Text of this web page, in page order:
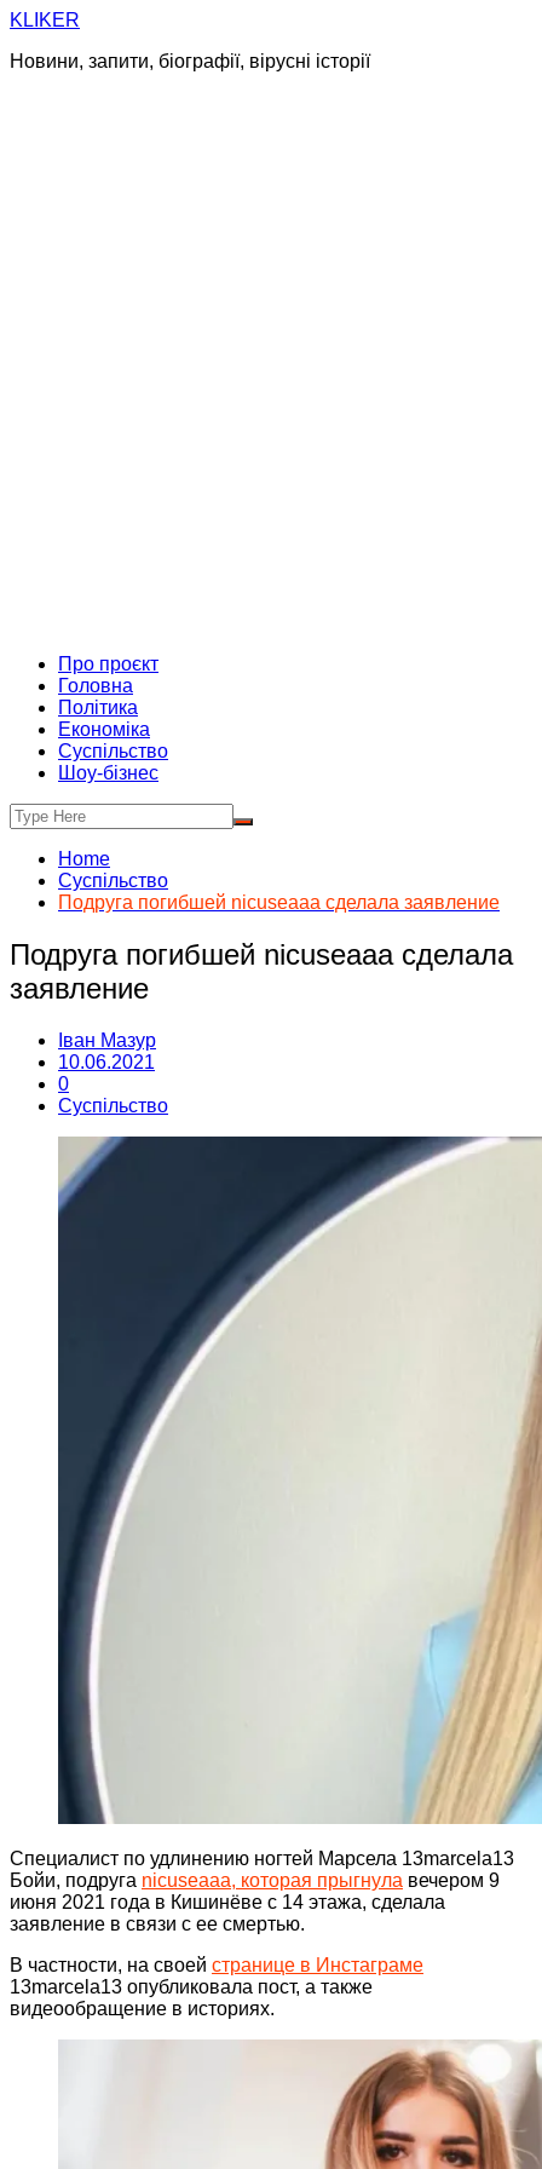
Skip
content
KLIKER
Новини, запити, біографії, вірусні історії
Про проєкт
Головна
Політика
Економіка
Суспільство
Шоу-бізнес
Home
Суспільство
Подруга погибшей nicuseaaa сделала заявление
Подруга погибшей nicuseaaa сделала
заявление
Іван Мазур
10.06.2021
0
Суспільство
Специалист по удлинению ногтей Марсела 13marcela13
Бойи, подруга nicuseaaa, которая прыгнула вечером 9
июня 2021 года в Кишинёве с 14 этажа, сделала
заявление в связи с ее смертью.
В частности, на своей странице в Инстаграме
13marcela13 опубликовала пост, а также
видеообращение в историях.